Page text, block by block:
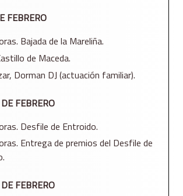
FEBRERO
Bajada de la Mareliña.
de Maceda.
Dorman DJ (actuación familiar).
FEBRERO
Desfile de Entroido.
Entrega de premios del Desfile de
FEBRERO